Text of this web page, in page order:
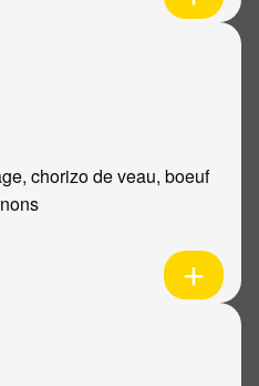
chorizo de veau, boeuf